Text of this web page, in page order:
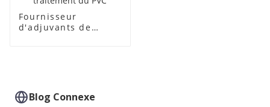
Fournisseur
d'adjuvants de
Blog Connexe